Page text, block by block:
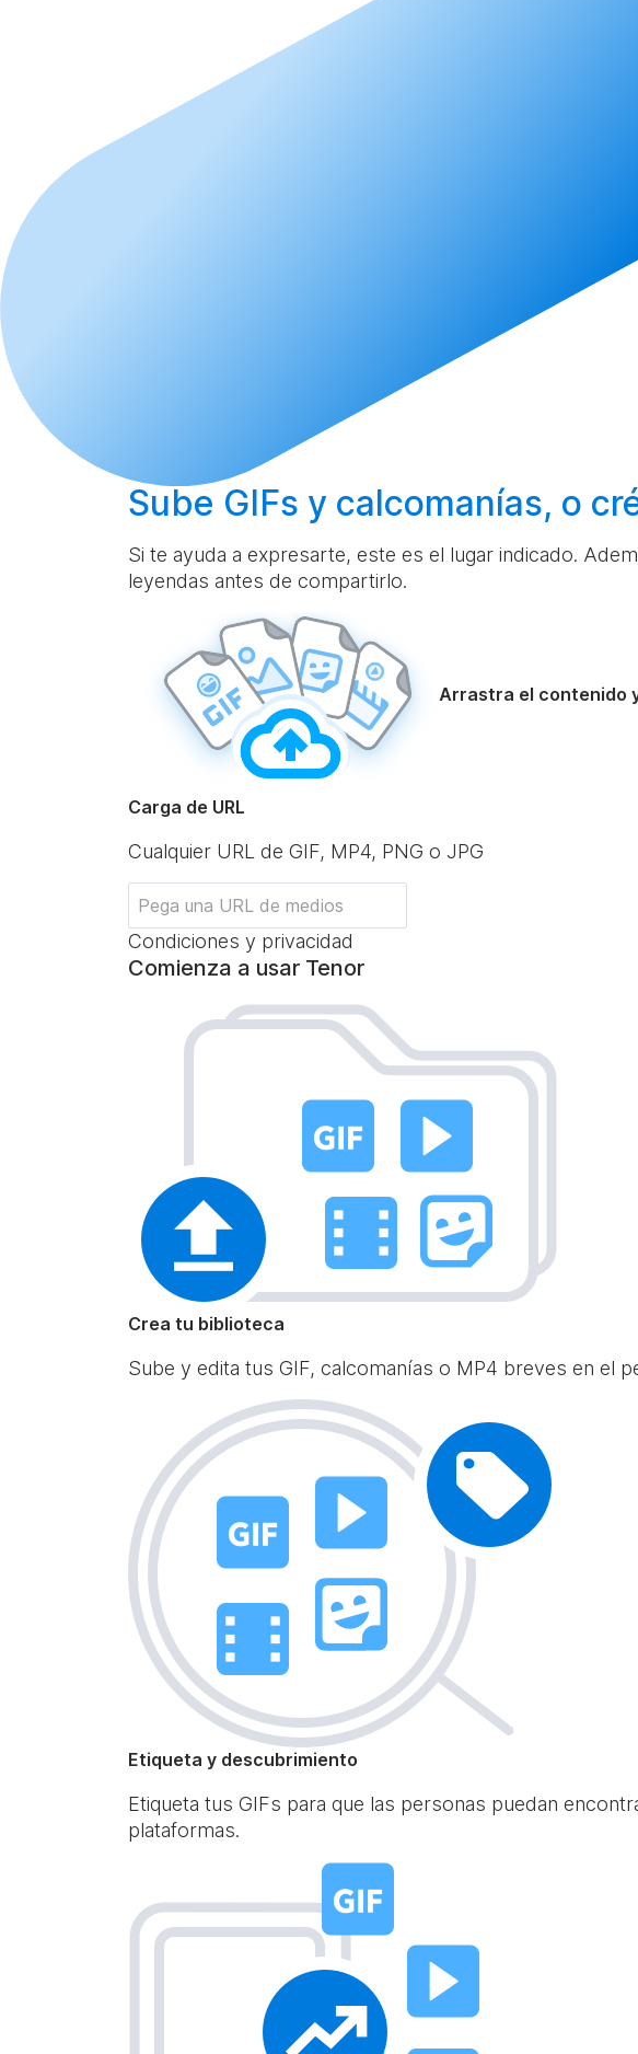
Sube GIFs y calcomanías, o
Si te ayuda a expresarte, este es el lugar indicado.
leyendas antes de compartirlo.
Arrastra el contenido
Carga de URL
Cualquier URL de GIF, MP4, PNG o JPG
Condiciones y privacidad
Comienza a usar Tenor
Crea tu biblioteca
Sube y edita tus GIF, calcomanías o MP4 breves en el
Etiqueta y descubrimiento
Etiqueta tus GIFs para que las personas puedan
plataformas.